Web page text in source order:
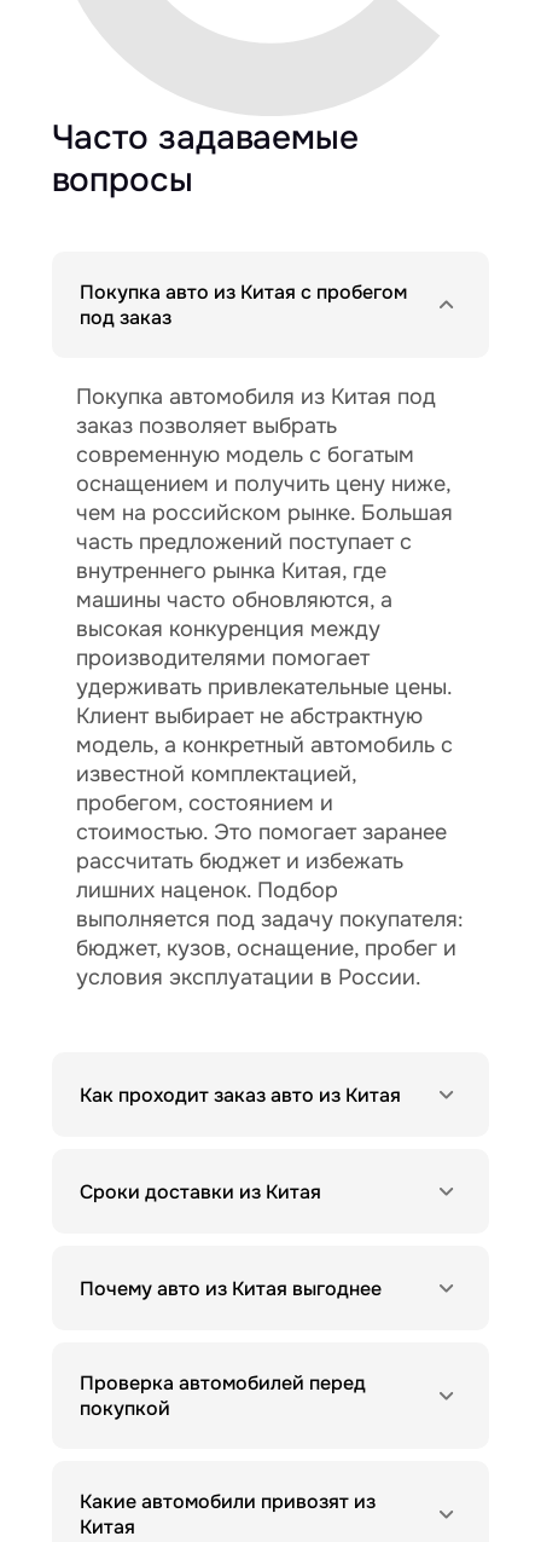
Часто задаваемые
вопросы
Покупка авто из Китая с пробегом
под заказ
Покупка автомобиля из Китая под
заказ позволяет выбрать
современную модель с богатым
оснащением и получить цену ниже,
чем на российском рынке. Большая
часть предложений поступает с
внутреннего рынка Китая, где
машины часто обновляются, а
высокая конкуренция между
производителями помогает
удерживать привлекательные цены.
Клиент выбирает не абстрактную
модель, а конкретный автомобиль с
известной комплектацией,
пробегом, состоянием и
стоимостью. Это помогает заранее
рассчитать бюджет и избежать
лишних наценок. Подбор
выполняется под задачу покупателя:
бюджет, кузов, оснащение, пробег и
условия эксплуатации в России.
Как проходит заказ авто из Китая
Сроки доставки из Китая
Почему авто из Китая выгоднее
Проверка автомобилей перед
покупкой
Какие автомобили привозят из
Китая